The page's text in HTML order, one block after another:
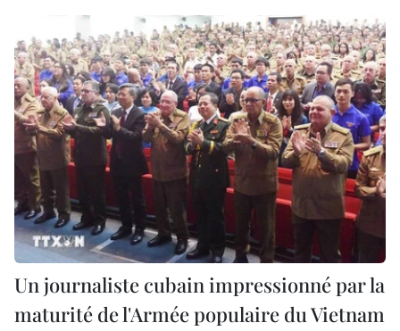
Un journaliste cubain impressionné par la
maturité de l'Armée populaire du Vietnam